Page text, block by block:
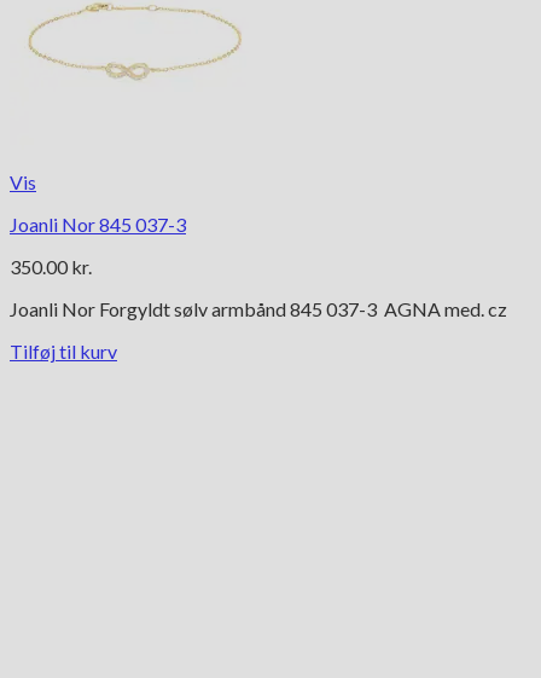
Vis
Joanli Nor 845 037-3
350.00 kr.
Joanli Nor Forgyldt sølv armbånd 845 037-3 AGNA med. cz
Tilføj til kurv